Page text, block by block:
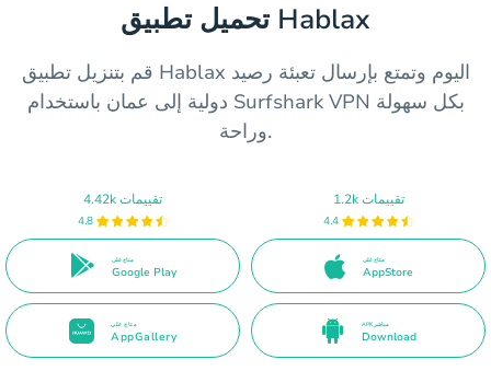
تحميل تطبيق Hablax
قم بتنزيل تطبيق Hablax اليوم وتمتع بإرسال تعبئة رصيد
دولية إلى عمان باستخدام Surfshark VPN بكل سهولة
وراحة.
4.42k تقييمات
4.8
متاح على
Google Play
1.2k تقييمات
4.4
متاح على
AppStore
متاح على
AppGallery
APK مباشر
Download